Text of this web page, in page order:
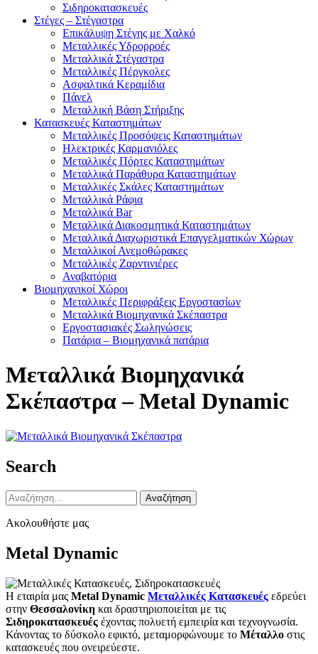
Σιδηροκατασκευές
Στέγες – Στέγαστρα
Επικάλυψη Στέγης με Χαλκό
Μεταλλικές Υδρορροές
Μεταλλικά Στέγαστρα
Μεταλλικές Πέργκολες
Ασφαλτικά Κεραμίδια
Πάνελ
Μεταλλική Βάση Στήριξης
Κατασκευές Καταστημάτων
Μεταλλικές Προσόψεις Καταστημάτων
Ηλεκτρικές Καρμανιόλες
Μεταλλικές Πόρτες Καταστημάτων
Μεταλλικά Παράθυρα Καταστημάτων
Μεταλλικές Σκάλες Καταστημάτων
Μεταλλικά Ράφια
Μεταλλικά Bar
Μεταλλικά Διακοσμητικά Καταστημάτων
Μεταλλικά Διαχωριστικά Επαγγελματικών Χώρων
Μεταλλικοί Ανεμοθώρακες
Μεταλλικές Ζαρντινιέρες
Αναβατόρια
Βιομηχανικοί Χώροι
Μεταλλικές Περιφράξεις Εργοστασίων
Μεταλλικά Βιομηχανικά Σκέπαστρα
Εργοστασιακές Σωληνώσεις
Πατάρια – Βιομηχανικά πατάρια
Μεταλλικά Βιομηχανικά
Σκέπαστρα – Metal Dynamic
Search
Αναζήτηση
για:
Ακολουθήστε μας
Metal Dynamic
Η εταιρία μας Metal Dynamic Μεταλλικές Κατασκευές εδρεύει
στην Θεσσαλονίκη και δραστηριοποιείται με τις
Σιδηροκατασκευές έχοντας πολυετή εμπειρία και τεχνογνωσία.
Κάνοντας το δύσκολο εφικτό, μεταμορφώνουμε το Μέταλλο στις
κατασκευές που ονειρεύεστε.